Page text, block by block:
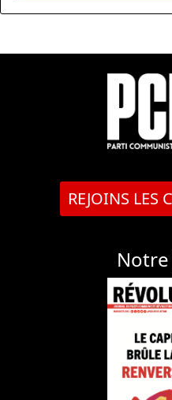
REJOINS LES